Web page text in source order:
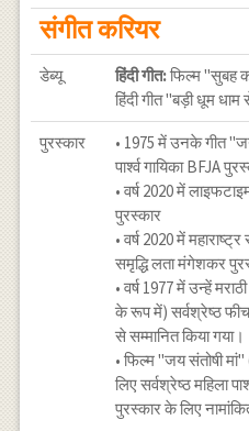
संगीत करियर
डेब्यू हिंदी गीत:फिल्म "सुबह
हिंदी गीत "बड़ी धूम
पुरस्कार
• 1975 में उनके गीत
पार्श्व गायिका BFJA
• वर्ष 2020 में
पुरस्कार
• वर्ष 2020 में
समृद्धि लता मंगेशकर
• वर्ष 1977 में उन्हें
के रूप में) सर्वश्रेष्ठ
से सम्मानित किया गया।
• फिल्म "जय संतोषी
लिए सर्वश्रेष्ठ महिला
पुरस्कार के लिए